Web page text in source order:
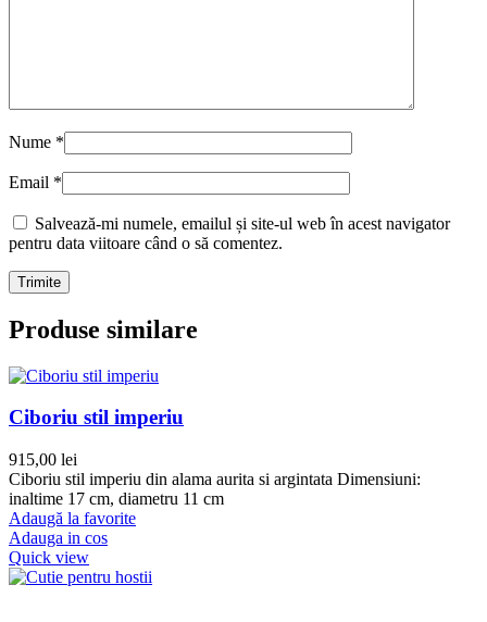
Nume *
Email *
Salvează-mi numele, emailul și site-ul web în acest navigator
pentru data viitoare când o să comentez.
Produse similare
Ciboriu stil imperiu
915,00 lei
Ciboriu stil imperiu din alama aurita si argintata Dimensiuni:
inaltime 17 cm, diametru 11 cm
Adaugă la favorite
Adauga in cos
Quick view